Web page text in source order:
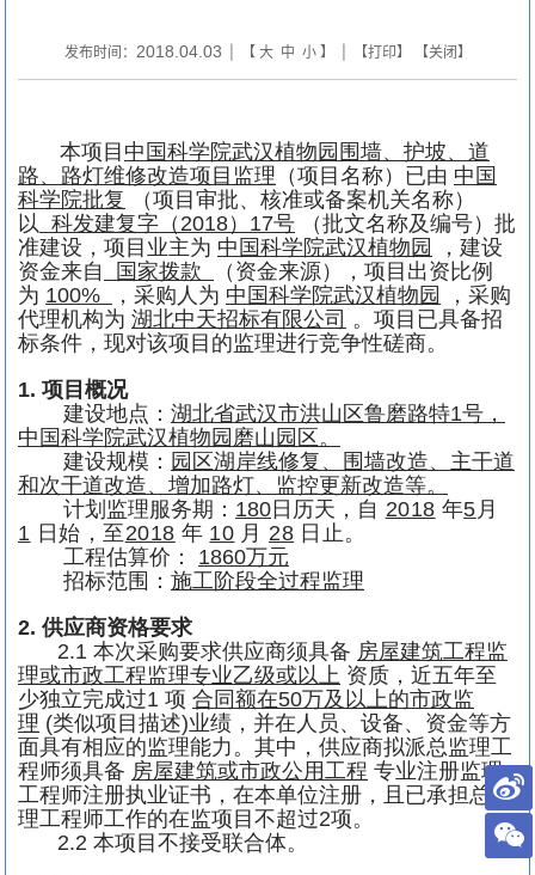
发布时间： 2018.04.03 | 【 大 中 小】 | 【打印】 【关闭】
本项目 中国科学院武汉植物园围墙、护坡、道
路、路灯维修改造项目监理 （项目名称）已由 中国
科学院批复
（项目审批、核准或备案机关名称）
以 科发建复字（ 2018） 17号
（批文名称及编号）批
准建设，项目业主为 中国科学院武汉植物园
，建设
资金来自
国家拨款
（资金来源），项目出资比例
为 100% ，采购人为 中国科学院武汉植物园
，采购
代理机构为 湖北中天招标有限公司 。项目已具备招
标条件，现对该项目的监理进行竞争性磋商。
1. 项目概况
建设地点： 湖北省武汉市洪山区鲁磨路特1号，
中国科学院武汉植物园磨山园区。
建设规模： 园区湖岸线修复、围墙改造、主干道
和次干道改造、增加路灯、监控更新改造等。
计划监理服务期： 180日历天， 自 2018 年5 月
1 日始，至2018 年 10 月 28 日止。
工程估算价：
1860万元
招标范围： 施工阶段全过程监理
2. 供应商资格要求
2.1 本次采购要求供应商须具备 房屋建筑工程监
理或市政工程监理专业乙级或以上 资质，近五年至
少独立完成过1 项 合同额在50万及以上的市政监
理 (类似项目描述)业绩，并在人员、设备、资金等方
面具有相应的监理能力。其中，供应商拟派总监理工
程师须具备 房屋建筑或市政公用工程 专业注册监理
工程师注册执业证书，在本单位注册，且已承担总监
理工程师工作的在监项目不超过2项。
2.2 本项目不接受联合体。